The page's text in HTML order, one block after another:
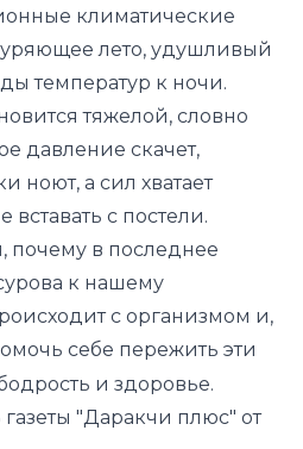
климатические
лето, удушливый
температур к ночи.
тяжелой, словно
давление скачет,
ноют, а сил хватает
вставать с постели.
почему в последнее
к нашему
с организмом и,
себе пережить эти
и здоровье.
"Даракчи плюс" от